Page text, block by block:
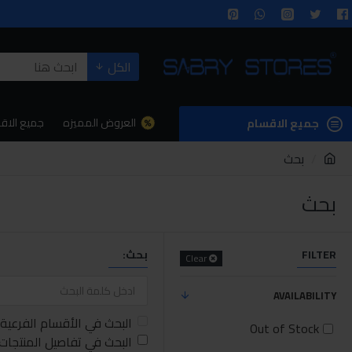
الكل
جميع الاقسام العروض المميزه جميع
بحث
بحث
FILTER
Clear
AVAILABILITY
Out of Stock
بحث:
البحث في الأقسام الفرعية
البحث في تفاصيل